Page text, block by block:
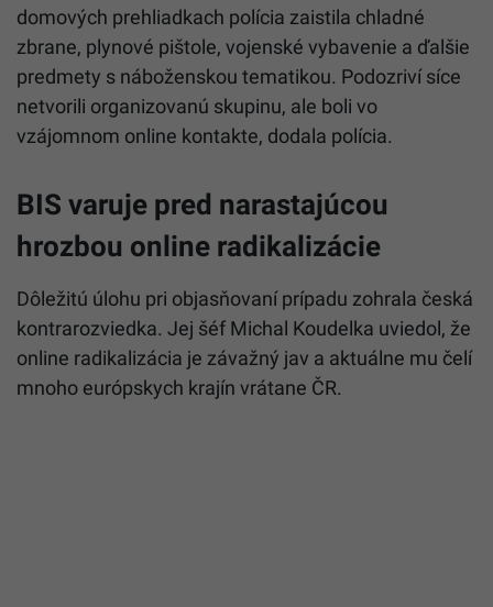
domových prehliadkach polícia zaistila chladné
zbrane, plynové pištole, vojenské vybavenie a ďalšie
predmety s náboženskou tematikou. Podozriví síce
netvorili organizovanú skupinu, ale boli vo
vzájomnom online kontakte, dodala polícia.
BIS varuje pred narastajúcou
hrozbou online radikalizácie
Dôležitú úlohu pri objasňovaní prípadu zohrala česká
kontrarozviedka. Jej šéf Michal Koudelka uviedol, že
online radikalizácia je závažný jav a aktuálne mu čelí
mnoho európskych krajín vrátane ČR.